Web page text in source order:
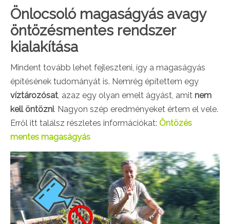
Önlocsoló magaságyás avagy
öntözésmentes rendszer
kialakítása
Mindent tovább lehet fejleszteni, így a magaságyás
építésének tudományát is. Nemrég építettem egy
víztározósat , azaz egy olyan emelt ágyást, amit nem
kell öntözni. Nagyon szép eredményeket értem el vele.
Erről itt találsz részletes információkat: Öntözés
mentes magaságyás